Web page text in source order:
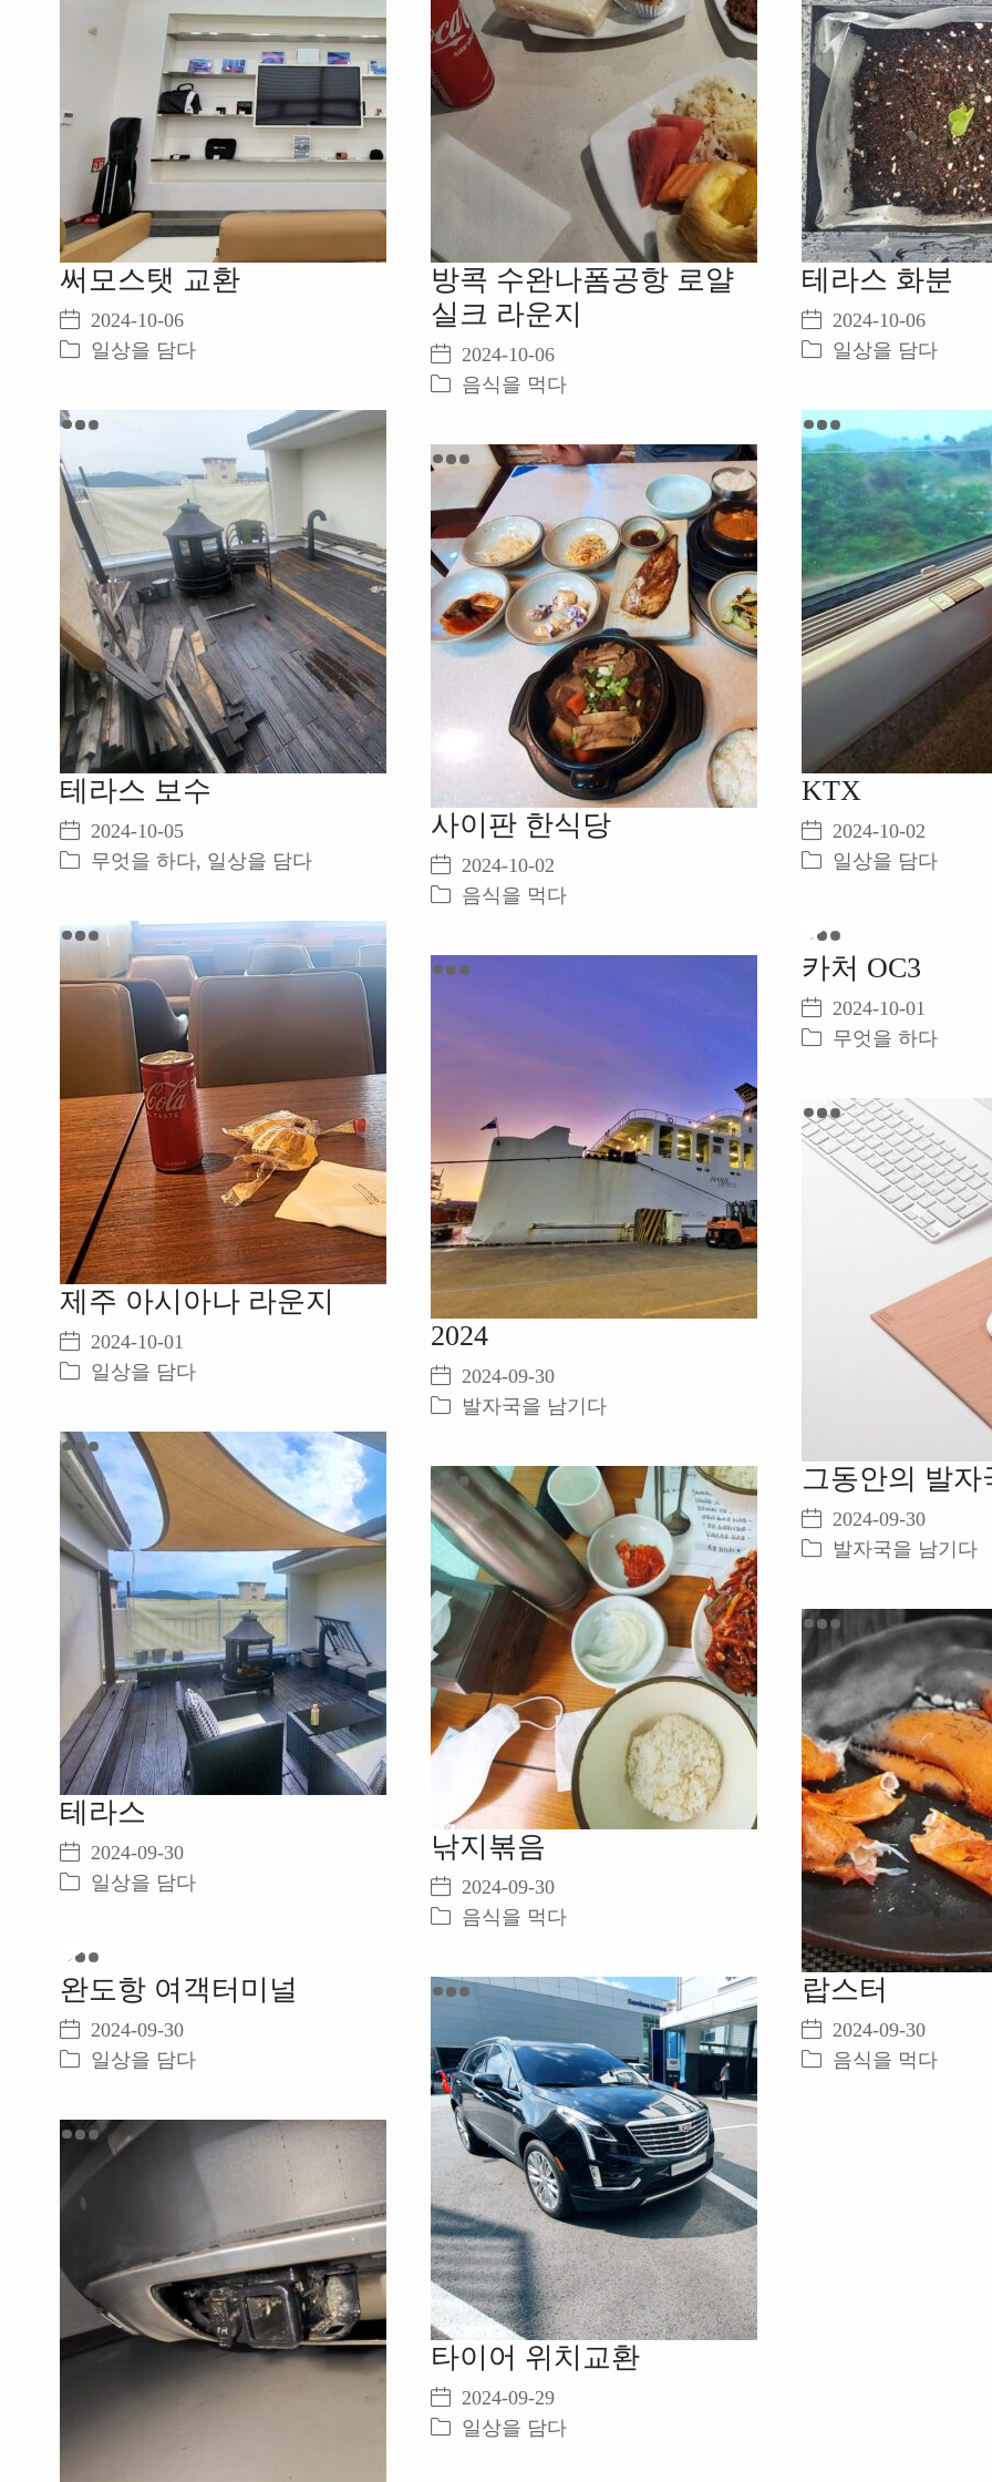
써모스탯 교환
2024-10-06
일상을 담다
방콕 수완나폼공항 로얄
실크 라운지
2024-10-06
음식을 먹다
테라스 화분
2024-10-06
일상을 담다
테라스 보수
2024-10-05
무엇을 하다, 일상을 담다
KTX
2024-10-02
일상을 담다
사이판 한식당
2024-10-02
음식을 먹다
제주 아시아나 라운지
2024-10-01
일상을 담다
Play
Video
카처 OC3
2024-10-01
무엇을 하다
2024
2024-09-30
발자국을 남기다
그동안의 발자
2024-09-30
발자국을 남기다
테라스
2024-09-30
일상을 담다
낚지볶음
2024-09-30
음식을 먹다
랍스터
2024-09-30
음식을 먹다
Play
Video
완도항 여객터미널
2024-09-30
일상을 담다
타이어 위치교환
2024-09-29
일상을 담다